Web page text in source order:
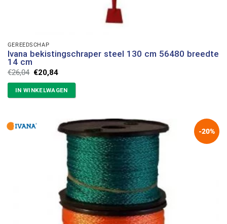
GEREEDSCHAP
Ivana bekistingschraper steel 130 cm 56480 breedte
14 cm
€26,04 Oorspronkelijke
was:
€26,04.
€20,84Huidige
is:
€20,84.
IN WINKELWAGEN
-20%